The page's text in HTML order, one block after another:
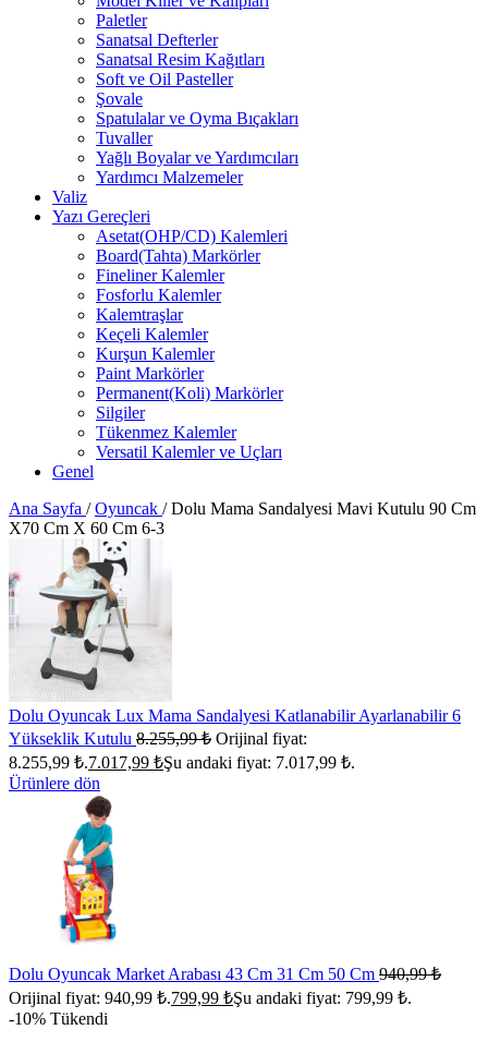
Paletler
Sanatsal Defterler
Sanatsal Resim Kağıtları
Soft ve Oil Pasteller
Şovale
Spatulalar ve Oyma Bıçakları
Tuvaller
Yağlı Boyalar ve Yardımcıları
Yardımcı Malzemeler
Valiz
Yazı Gereçleri
Asetat(OHP/CD) Kalemleri
Board(Tahta) Markörler
Fineliner Kalemler
Fosforlu Kalemler
Kalemtraşlar
Keçeli Kalemler
Kurşun Kalemler
Paint Markörler
Permanent(Koli) Markörler
Silgiler
Tükenmez Kalemler
Versatil Kalemler ve Uçları
Genel
Ana Sayfa / Oyuncak / Dolu Mama Sandalyesi Mavi Kutulu 90 Cm
X70 Cm X 60 Cm 6-3
Dolu Oyuncak Lux Mama Sandalyesi Katlanabilir Ayarlanabilir 6
Yükseklik Kutulu 8.255,99₺ Orijinal fiyat:
8.255,99 ₺.7.017,99 ₺Şu andaki fiyat: 7.017,99 ₺.
Ürünlere dön
Dolu Oyuncak Market Arabası 43 Cm 31 Cm 50 Cm 940,99₺
Orijinal fiyat: 940,99 ₺.799,99 ₺Şu andaki fiyat: 799,99 ₺.
-10% Tükendi